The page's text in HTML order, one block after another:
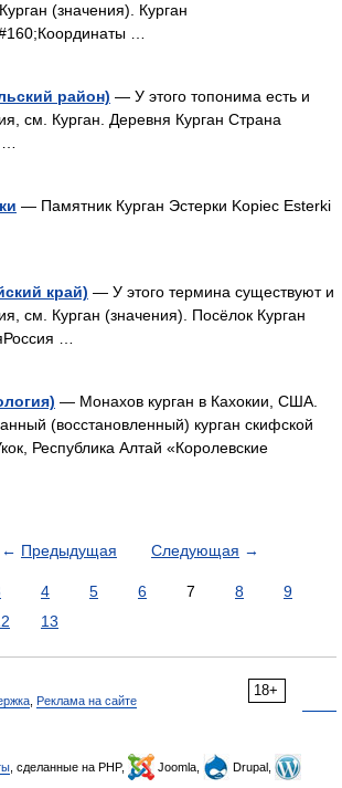
(значения). Курган
…
район) — У этого топонима есть и
см. Курган. Деревня Курган Страна
— Памятник Курган Эстерки Kopiec Esterki
край) — У этого термина существуют и
см. Курган (значения). Посёлок Курган
…
— Монахов курган в Кахокии, США.
(восстановленный) курган скифской
Республика Алтай «Королевские
← Предыдущая Следующая →
4 5 6 7 8
9
13
18+
Реклама на сайте
, сделанные на PHP, Joomla,
Drupal,